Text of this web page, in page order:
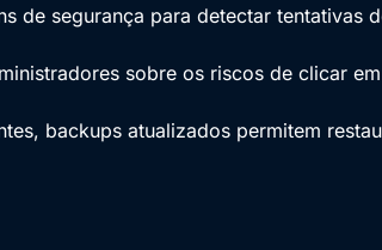
de segurança para detectar tentativas
sobre os riscos de clicar
backups atualizados permitem